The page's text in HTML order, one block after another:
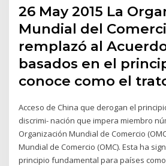
26 May 2015 La
Mundial del
remplazó al
basados en el
conoce como el
Acceso de China que derogan el
discrimi- nación que impera miembro
Organización Mundial de Comercio
Mundial de Comercio (OMC). Esta ha
principio fundamental para países